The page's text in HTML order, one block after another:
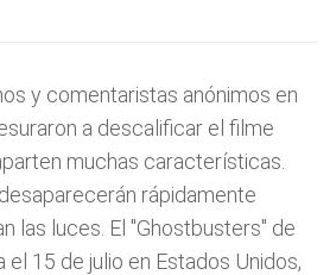
y comentaristas anónimos en
a descalificar el filme
muchas características.
rápidamente
las luces. El "Ghostbusters" de
el 15 de julio en Estados Unidos,